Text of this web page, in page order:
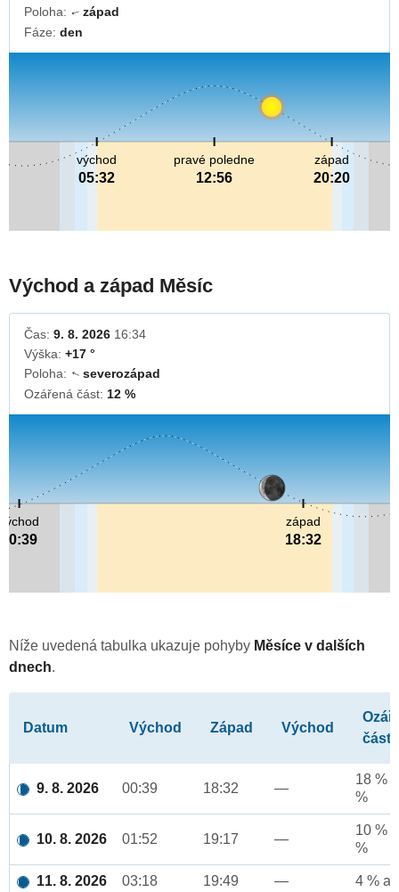
Poloha: ↓západ
Fáze: den
pravé poledne
12:56
východ
05:32
západ
20:20
Východ a západ Měsíc
Čas: 9. 8. 2026 16:34
Výška: +17 °
Poloha: ↓severozápad
Ozářená část: 12 %
východ
00:39
západ
18:32
Níže uvedená tabulka ukazuje pohyby Měsíce v dalších
dnech.
Datum Východ Západ Východ
část
9. 8. 2026 00:39 18:32 —
18 %
%
10. 8. 2026 01:52 19:17 —
10 %
%
11. 8. 2026 03:18 19:49 — 4 %